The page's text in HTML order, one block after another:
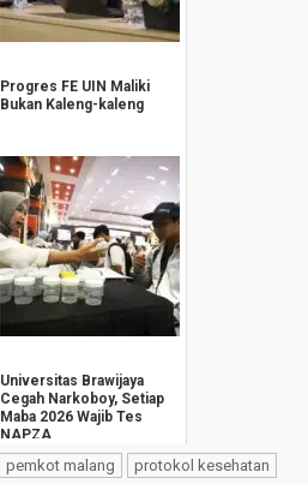
Progres FE UIN Maliki
Bukan Kaleng-kaleng
Universitas Brawijaya
Cegah Narkoboy, Setiap
Maba 2026 Wajib Tes
NAPZA
pemkot malang
protokol kesehatan